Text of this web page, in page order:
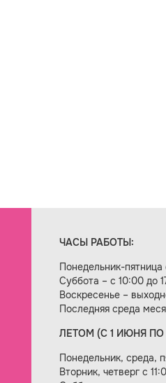
ЧАСЫ РАБОТЫ:
Понедельник-
Суббота – с 10:00 до
Воскресенье –
Последняя среда
ЛЕТОМ (С 1 ИЮНЯ ПО
Понедельник, среда,
Вторник, четверг с
сайта — веб-студия